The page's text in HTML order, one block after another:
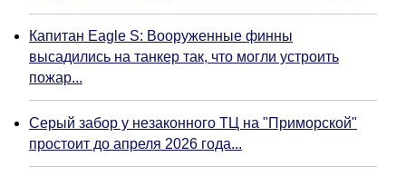
Капитан Eagle S: Вооруженные финны
высадились на танкер так, что могли устроить
пожар...
Серый забор у незаконного ТЦ на "Приморской"
простоит до апреля 2026 года...